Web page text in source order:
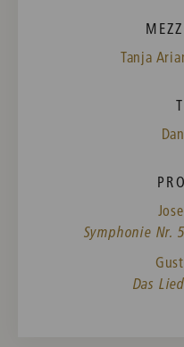
Tanja
Symphonie Nr.
Das